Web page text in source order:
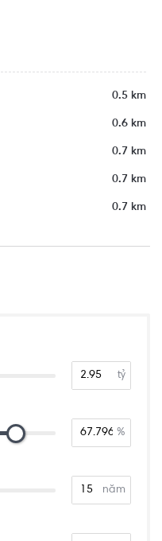
0.5 km
0.6 km
0.7 km
0.7 km
0.7 km
tỷ
%
năm